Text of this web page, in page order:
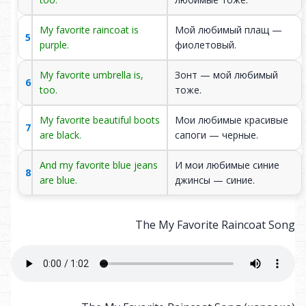
вперёд.
The boy is smiling and
looking straight ahead.
17
аккуратно одетыми.
dressed.
18
акцент был на
одежде.
white to focus on the
clothes.
19
Рядом с каждой
вещью стоит её
Each clothing item is
labeled with its English
20
картинка для
picture for learning
5
My favorite raincoat is
purple.
Мой любимый плащ —
фиолетовый.
6
My favorite umbrella is,
too.
Зонт — мой любимый
тоже.
7
My favorite beautiful boots
are black.
Мои любимые красивые
сапоги — черные.
8
And my favorite blue jeans
are blue.
И мои любимые синие
джинсы — синие.
The My Favorite Raincoat Song